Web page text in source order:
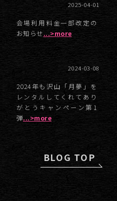
2025-04-01
会場利用料金一部改定の
お知らせ...>more
2024-03-08
2024年も沢山「月夢」を
レンタルしてくれてあり
がとうキャンペーン第1
弾...>more
BLOG TOP